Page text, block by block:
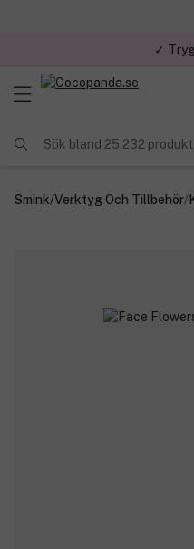
✓
Sök bland 25.232
Smink/Verktyg Och Tillbehör/